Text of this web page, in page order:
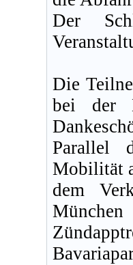
Der
Die
bei der
Parallel
Mobilität
dem